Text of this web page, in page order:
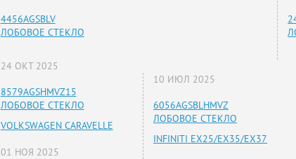
4456AGSBLV
ЛОБОВОЕ СТЕКЛО
24 ОКТ 2025
8579AGSHMVZ15
ЛОБОВОЕ СТЕКЛО
VOLKSWAGEN CARAVELLE
01 НОЯ 2025
10 ИЮЛ 2025
6056AGSBLHMVZ
ЛОБОВОЕ СТЕКЛО
INFINITI EX25/EX35/EX37